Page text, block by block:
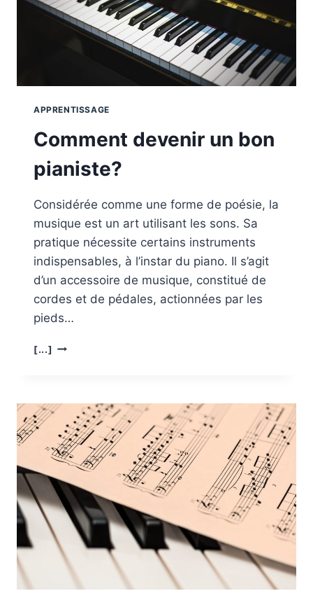
APPRENTISSAGE
Comment devenir un bon
pianiste?
Considérée comme une forme de poésie, la
musique est un art utilisant les sons. Sa
pratique nécessite certains instruments
indispensables, à l’instar du piano. Il s’agit
d’un accessoire de musique, constitué de
cordes et de pédales, actionnées par les
pieds…
[...] COMMENT
PIANISTE?